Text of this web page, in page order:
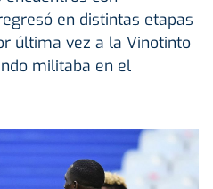
en distintas etapas
última vez a la Vinotinto
militaba en el